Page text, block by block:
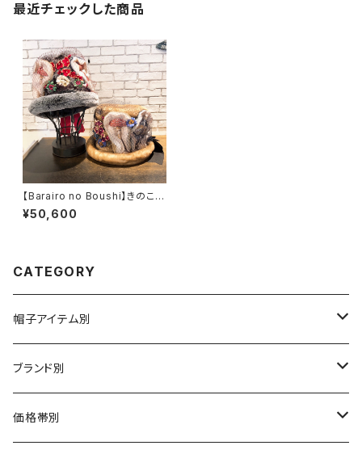
最近チェックした商品
【Barairo no Boushi】きのこの
¥50,600
CATEGORY
帽子アイテム別
ハット
布帛（布・ニット・レザー等）
キャスケット
ブランド別
CA4LA / カシラ
価格帯別